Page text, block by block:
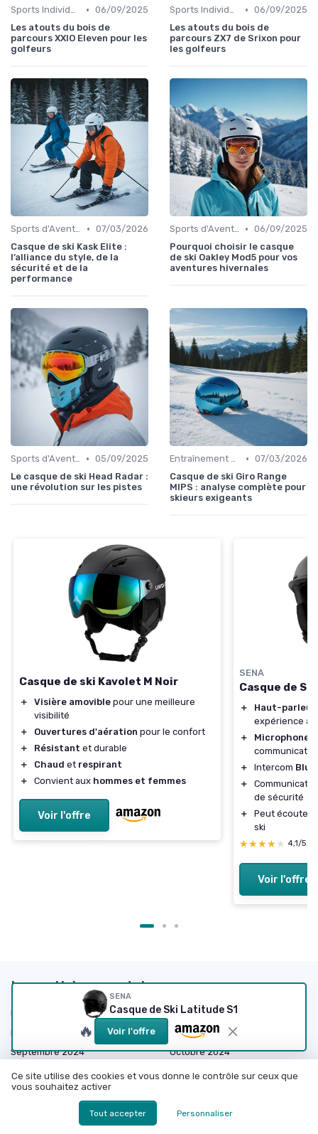
Sports Individuels et Collectifs • 06/09/2025
Les atouts du bois de
parcours XXIO Eleven pour les
golfeurs
Sports Individuels et Collectifs • 06/09/2025
Les atouts du bois de
parcours ZX7 de Srixon pour
les golfeurs
Sports d'Aventure et de Plein Air • 07/03/2026
Casque de ski Kask Elite :
l’alliance du style, de la
sécurité et de la
performance
Sports d'Aventure et de Plein Air • 06/09/2025
Pourquoi choisir le casque
de ski Oakley Mod5 pour vos
aventures hivernales
Sports d'Aventure et de Plein Air • 05/09/2025
Le casque de ski Head Radar :
une révolution sur les pistes
Entraînement et Techniques • 07/03/2026
Casque de ski Giro Range
MIPS : analyse complète pour
skieurs exigeants
Casque de ski Kavolet M Noir
＋ Visière amovible pour une meilleure
visibilité
＋
Ouvertures d'aération pour le confort
＋
Résistant et durable
＋
Chaud et respirant
＋
Convient aux hommes et femmes
Voir l'offre
SENA
Casque de
＋
Haut-
expérience
＋
Microphone
＋
Intercom
＋
de sécurité
＋
Peut écouter
ski
★★★★★
★★★★★ 4,1/5
Voir l'offre
SENA
Casque de Ski Latitude S1
🔥 Voir l'offre
Les articles par date
Décembre 2023
Janvier 2024
Février 2024
Mars 2024
Septembre 2024
Octobre 2024
Décembre 2024
Janvier 2025
Février 2025
Mai 2025
Ce site utilise des cookies et vous donne le contrôle sur ceux que
vous souhaitez activer
Tout accepter Personnaliser